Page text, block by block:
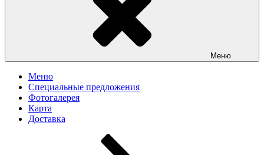
Меню
Меню
Специальные предложения
Фотогалерея
Карта
Доставка